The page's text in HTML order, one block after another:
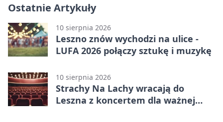
Ostatnie Artykuły
10 sierpnia 2026
Leszno znów wychodzi na ulice -
LUFA 2026 połączy sztukę i muzykę
10 sierpnia 2026
Strachy Na Lachy wracają do
Leszna z koncertem dla ważnej